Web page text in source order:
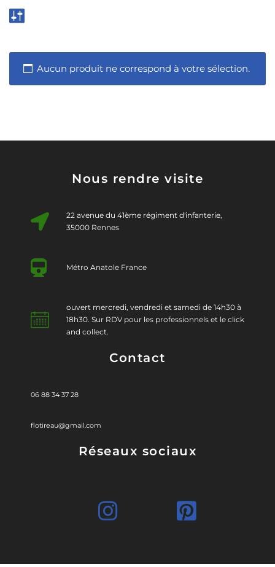
Aucun produit ne correspond à votre sélection.
Nous rendre visite
22 avenue du 41ème régiment d'infanterie,
35000 Rennes
Métro Anatole France
ouvert mercredi, vendredi et samedi de 14h30 à
18h30. Sur RDV pour les professionnels et le click
and collect.
Contact
06 88 34 37 28
flotireau@gmail.com
Réseaux sociaux